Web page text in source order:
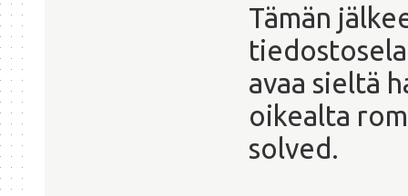
Tämän
avaa sieltä
oikealta
solved.